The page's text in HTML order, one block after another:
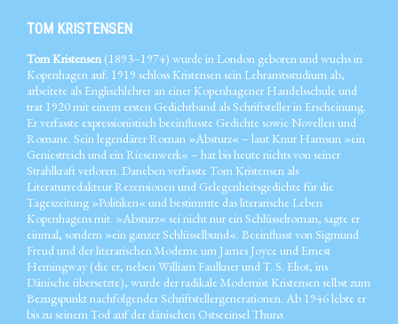
TOM KRISTENSEN
Tom Kristensen(1893–1974) wurde in London geboren und wuchs in
Kopenhagen auf. 1919 schloss Kristensen sein Lehramtsstudium ab,
arbeitete als Englischlehrer an einer Kopenhagener Handelsschule und
trat 1920 mit einem ersten Gedichtband als Schriftsteller in Erscheinung.
Er verfasste expressionistisch beeinflusste Gedichte sowie Novellen und
Romane. Sein legendärer Roman »Absturz« – laut Knut Hamsun »ein
Geniestreich und ein Riesenwerk« – hat bis heute nichts von seiner
Strahlkraft verloren. Daneben verfasste Tom Kristensen als
Literaturredakteur Rezensionen und Gelegenheitsgedichte für die
Tageszeitung »Politiken« und bestimmte das literarische Leben
Kopenhagens mit. »Absturz« sei nicht nur ein Schlüsselroman, sagte er
einmal, sondern »ein ganzer Schlüsselbund«. Beeinflusst von Sigmund
Freud und der literarischen Moderne um James Joyce und Ernest
Hemingway (die er, neben William Faulkner und T. S. Eliot, ins
Dänische übersetzte), wurde der radikale Modernist Kristensen selbst zum
Bezugspunkt nachfolgender Schriftstellergenerationen. Ab 1946 lebte er
bis zu seinem Tod auf der dänischen Ostseeinsel Thurø.